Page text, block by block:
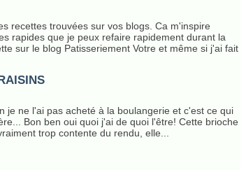
recettes trouvées sur vos blogs. Ca m'inspire
rapides que je peux refaire rapidement durant la
sur le blog Patisseriement Votre et même si j'ai fait
je ne l'ai pas acheté à la boulangerie et c'est ce qui
Bon ben oui quoi j'ai de quoi l'être! Cette brioche
trop contente du rendu, elle...